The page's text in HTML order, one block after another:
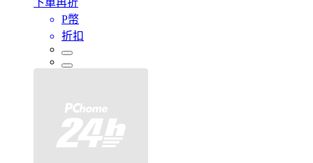
P幣
折扣